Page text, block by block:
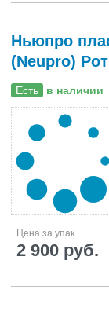
Ньюпро
(Neupro)
Есть в наличии
Цена за упак.
2 900 руб.